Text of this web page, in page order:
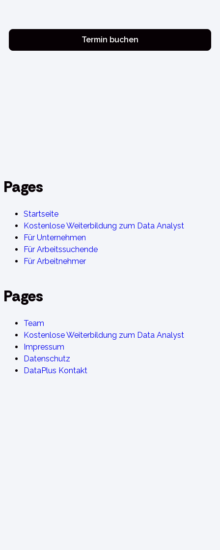
Termin buchen
Pages
Startseite
Kostenlose Weiterbildung zum Data Analyst
Für Unternehmen
Für Arbeitssuchende
Für Arbeitnehmer
Pages
Team
Kostenlose Weiterbildung zum Data Analyst
Impressum
Datenschutz
DataPlus Kontakt